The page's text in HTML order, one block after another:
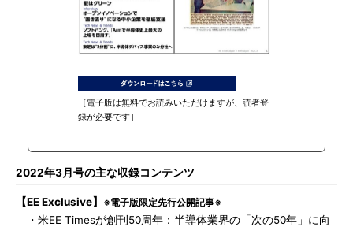
［電子版は無料でお読みいただけますが、読者登
録が必要です］
2022年3月号の主な収録コンテンツ
【EE Exclusive】 ※電子版限定先行公開記事※
・米EE Timesが創刊50周年：半導体業界の「次の50年」に向